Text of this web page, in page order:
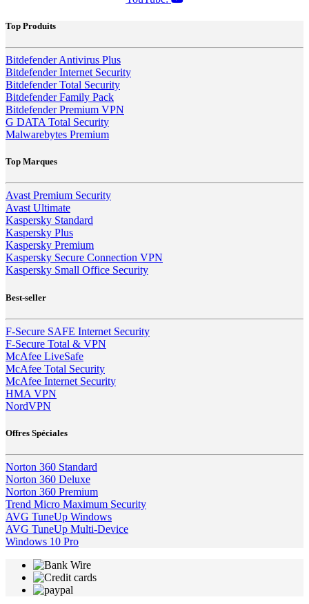
Top Produits
Bitdefender Antivirus Plus
Bitdefender Internet Security
Bitdefender Total Security
Bitdefender Family Pack
Bitdefender Premium VPN
G DATA Total Security
Malwarebytes Premium
Top Marques
Avast Premium Security
Avast Ultimate
Kaspersky Standard
Kaspersky Plus
Kaspersky Premium
Kaspersky Secure Connection VPN
Kaspersky Small Office Security
Best-seller
F-Secure SAFE Internet Security
F-Secure Total & VPN
McAfee LiveSafe
McAfee Total Security
McAfee Internet Security
HMA VPN
NordVPN
Offres Spéciales
Norton 360 Standard
Norton 360 Deluxe
Norton 360 Premium
Trend Micro Maximum Security
AVG TuneUp Windows
AVG TuneUp Multi-Device
Windows 10 Pro